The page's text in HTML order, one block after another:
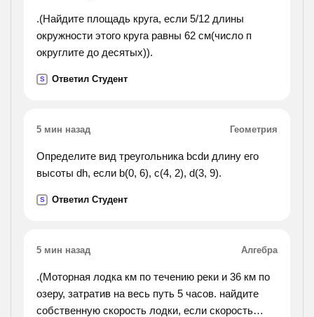
.(Найдите площадь круга, если 5/12 длины
окружности этого круга равны 62 см(число п
округлите до десятых)).
S Ответил Студент
5 мин назад Геометрия
Определите вид треугольника bcdи длину его
высоты dh, если b(0, 6), c(4, 2), d(3, 9).
S Ответил Студент
5 мин назад Алгебра
.(Моторная лодка км по течению реки и 36 км по
озеру, затратив на весь путь 5 часов. найдите
собственную скорость лодки, если скорость